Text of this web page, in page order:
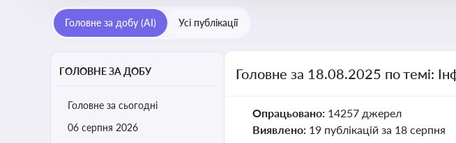
Головне за добу (AI) Усі публікації
ГОЛОВНЕ ЗА ДОБУ
Головне за сьогодні
06 серпня 2026
Головне за 18.08.2025 по темі:
Опрацьовано: 14257 джерел
Виявлено: 19 публікацій за 18 серпня